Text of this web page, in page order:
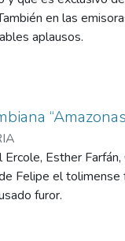
en las
aplausos.
Esther
Felipe el
furor.